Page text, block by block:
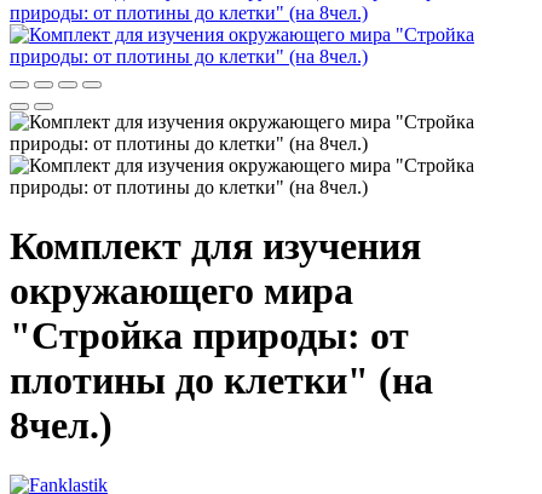
Комплект для изучения
окружающего мира
"Стройка природы: от
плотины до клетки" (на
8чел.)